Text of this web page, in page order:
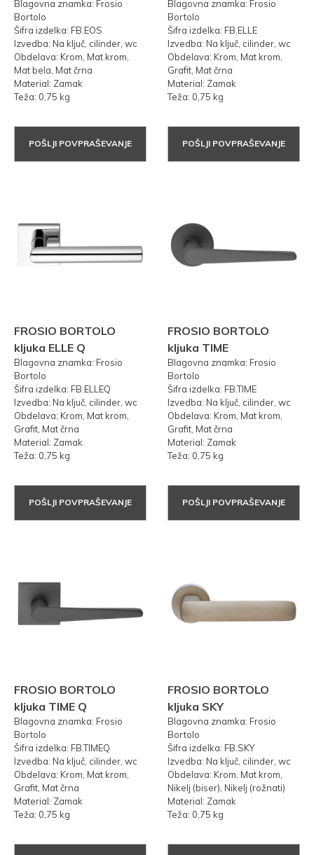
Blagovna znamka: Frosio
Bortolo
Šifra izdelka: FB.EOS
Izvedba: Na ključ, cilinder, wc
Obdelava: Krom, Mat krom,
Mat bela, Mat črna
Material: Zamak
Teža: 0,75 kg
POŠLJI POVPRAŠEVANJE
Blagovna znamka: Frosio
Bortolo
Šifra izdelka: FB.ELLE
Izvedba: Na ključ, cilinder, wc
Obdelava: Krom, Mat krom,
Grafit, Mat črna
Material: Zamak
Teža: 0,75 kg
POŠLJI POVPRAŠEVANJE
FROSIO BORTOLO
kljuka ELLE Q
Blagovna znamka: Frosio
Bortolo
Šifra izdelka: FB.ELLEQ
Izvedba: Na ključ, cilinder, wc
Obdelava: Krom, Mat krom,
Grafit, Mat črna
Material: Zamak
Teža: 0,75 kg
POŠLJI POVPRAŠEVANJE
FROSIO BORTOLO
kljuka TIME
Blagovna znamka: Frosio
Bortolo
Šifra izdelka: FB.TIME
Izvedba: Na ključ, cilinder, wc
Obdelava: Krom, Mat krom,
Grafit, Mat črna
Material: Zamak
Teža: 0,75 kg
POŠLJI POVPRAŠEVANJE
FROSIO BORTOLO
kljuka TIME Q
Blagovna znamka: Frosio
Bortolo
Šifra izdelka: FB.TIMEQ
Izvedba: Na ključ, cilinder, wc
Obdelava: Krom, Mat krom,
Grafit, Mat črna
Material: Zamak
Teža: 0,75 kg
FROSIO BORTOLO
kljuka SKY
Blagovna znamka: Frosio
Bortolo
Šifra izdelka: FB.SKY
Izvedba: Na ključ, cilinder, wc
Obdelava: Krom, Mat krom,
Nikelj (biser), Nikelj (rožnati)
Material: Zamak
Teža: 0,75 kg